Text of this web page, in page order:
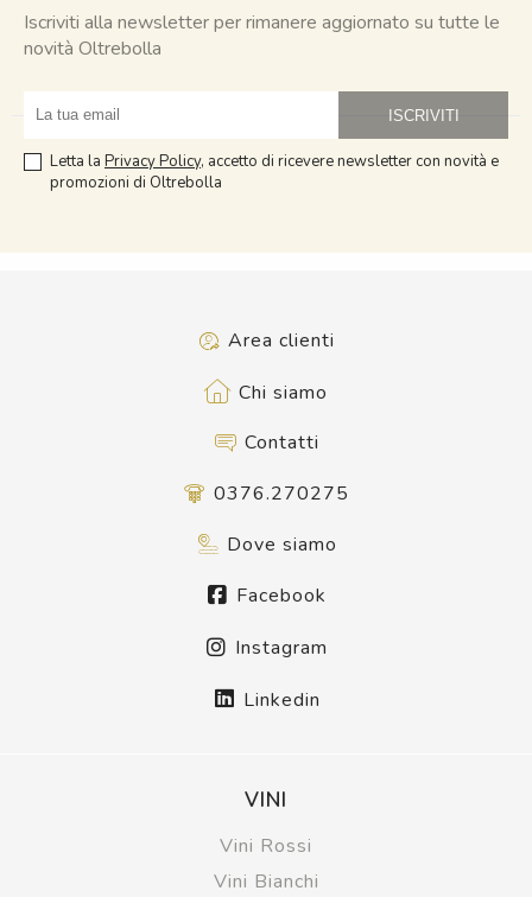
Iscriviti alla newsletter per rimanere aggiornato su tutte le
novità Oltrebolla
Letta la Privacy Policy, accetto di ricevere newsletter con novità e
promozioni di Oltrebolla
Area clienti
Chi siamo
Contatti
0376.270275
Dove siamo
Facebook
Instagram
Linkedin
VINI
Vini Rossi
Vini Bianchi